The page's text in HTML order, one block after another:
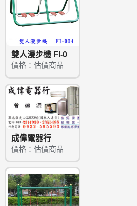
雙人漫步機 FI-0
價格：估價商品
成偉電器行
價格：估價商品